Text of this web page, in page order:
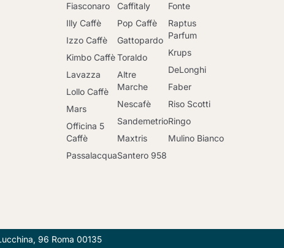
Fiasconaro
Illy Caffè
Izzo Caffè
Kimbo Caffè
Lavazza
Lollo Caffè
Mars
Officina 5
Caffè
Passalacqua
Caffitaly
Pop Caffè
Gattopardo
Toraldo
Altre
Marche
Nescafè
Sandemetrio
Maxtris
Santero 958
Fonte
Raptus
Parfum
Krups
DeLonghi
Faber
Riso Scotti
Ringo
Mulino Bianco
96 Roma 00135